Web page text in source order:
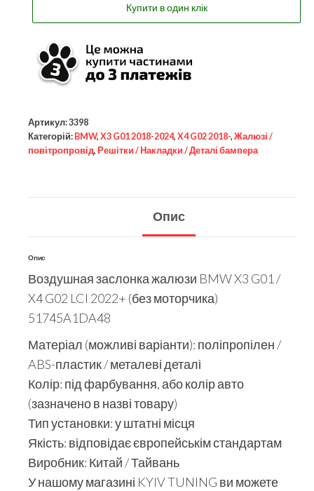
Купити в один клік
Артикул:3398
Категорій: BMW, X3 G01 2018-2024, X4 G02 2018-, Жалюзі /
повітропровід, Решітки / Накладки / Деталі бампера
Опис
Опис
Воздушная заслонка жалюзи BMW X3 G01 /
X4 G02 LCI 2022+ (без моторчика)
51745A1DA48
Матеріал (можливі варіанти): поліпропілен /
ABS-пластик / металеві деталі
Колір: під фарбування, або колір авто
(зазначено в назві товару)
Тип установки: у штатні місця
Якість: відповідає європейськім стандартам
Виробник: Китай / Тайвань
У нашому магазині KYIV TUNING ви можете